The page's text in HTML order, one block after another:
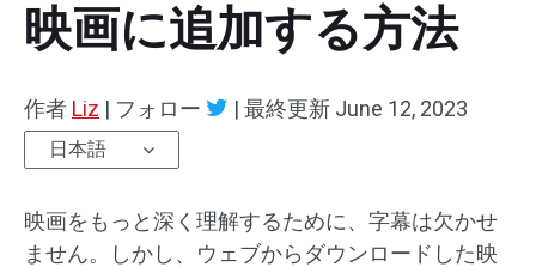
速度変更/リバース
オーディオエフェクト
動画エフェクト
オンライン動画ダウンロード ツール
映画に追加する方法
作者 Liz | フォロー | 最終更新 June 12, 2023
日本語
映画をもっと深く理解するために、字幕は欠かせ
ません。しかし、ウェブからダウンロードした映